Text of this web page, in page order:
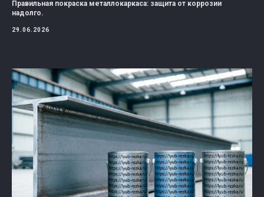
Правильная покраска металлокаркаса: защита от коррозии
надолго.
29.06.2026